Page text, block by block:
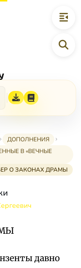
ДОПОЛНЕНИЯ
В «ВЕЧНЫЕ
О ЗАКОНАХ ДРАМЫ
давно